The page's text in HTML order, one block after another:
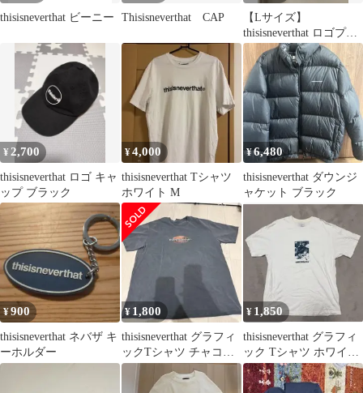
thisisneverthat ビーニー Thisisneverthat CAP
【Lサイズ】
thisisneverthat ロゴプリ
ント 半袖 Tシャツ グ
レー
¥2,700
thisisneverthat ロゴ キャ
ップ ブラック
¥4,000
thisisneverthat Tシャツ
ホワイト M
¥6,480
thisisneverthat ダウンジ
ャケット ブラック
¥900
thisisneverthat ネバザ キ
ーホルダー
¥ 1,800
thisisneverthat グラフィ
ックTシャツ チャコー
ルグレー L
¥ 1,850
thisisneverthat グラフィ
ック Tシャツ ホワイト
Mサイズ